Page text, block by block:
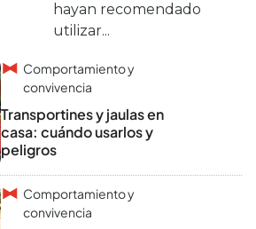
hayan recomendado
utilizar...
Comportamiento y
convivencia
Transportines y jaulas en
casa: cuándo usarlos y
peligros
Comportamiento y
convivencia